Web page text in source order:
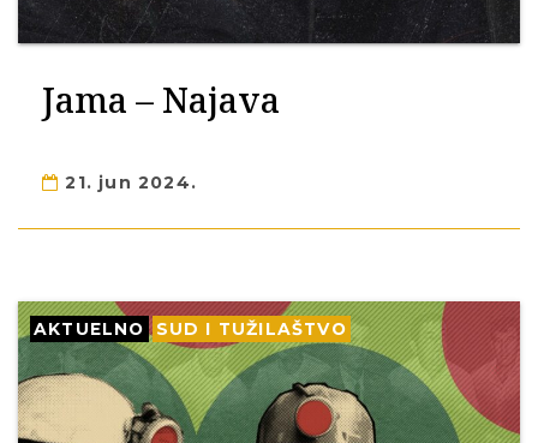
Jama – Najava
21. jun 2024.
AKTUELNO SUD I TUŽILAŠTVO